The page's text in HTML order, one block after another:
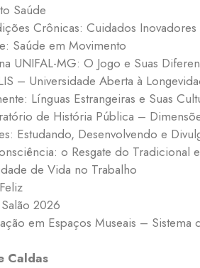
Saúde
Crônicas: Cuidados Inovadores
Saúde em Movimento
UNIFAL-MG: O Jogo e Suas
– Universidade Aberta à
Línguas Estrangeiras e Suas
de História Pública –
Estudando, Desenvolvendo e
o Resgate do Tradicional
de Vida no Trabalho
2026
em Espaços Museais – Sistema
Caldas